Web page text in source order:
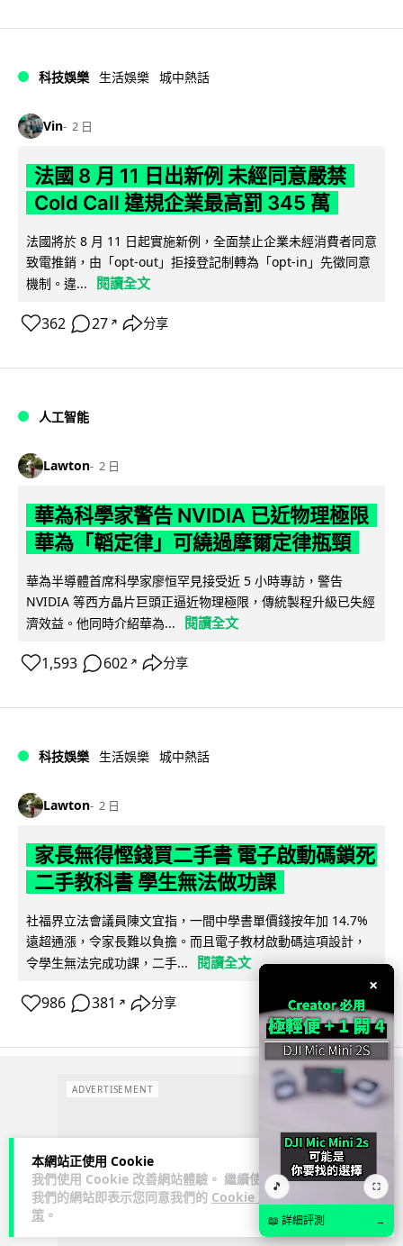
本網站正使用 Cookie
我們使用 Cookie 改善網站體驗。 繼續使用
我們的網站即表示您同意我們的 Cookie 政
策 。
科技娛樂 生活娛樂 城中熱話
Vin 2 日
法國 8 月 11 日出新例 未經同意嚴禁
Cold Call 違規企業最高罰 345 萬
法國將於 8 月 11 日起實施新例，全面禁止企業未經消費者同意
致電推銷，由「opt-out」拒接登記制轉為「opt-in」先徵同意
機制。違...
閱讀全文
362 27 ↗ 分享
人工智能
Lawton 2 日
華為科學家警告 NVIDIA 已近物理極限
華為「韜定律」可繞過摩爾定律瓶頸
華為半導體首席科學家廖恒罕見接受近 5 小時專訪，警告
NVIDIA 等西方晶片巨頭正逼近物理極限，傳統製程升級已失經
濟效益。他同時介紹華為...
閱讀全文
1,593 602 ↗ 分享
科技娛樂 生活娛樂 城中熱話
Lawton 2 日
家長無得慳錢買二手書 電子啟動碼鎖死
二手教科書 學生無法做功課
社福界立法會議員陳文宜指，一間中學書單價錢按年加 14.7%
遠超通漲，令家長難以負擔。而且電子教材啟動碼這項設計，
令學生無法完成功課，二手...
閱讀全文
986 381 ↗ 分享
ADVERTISEMENT
×
🎵 ⛶
📖 詳細評測 →